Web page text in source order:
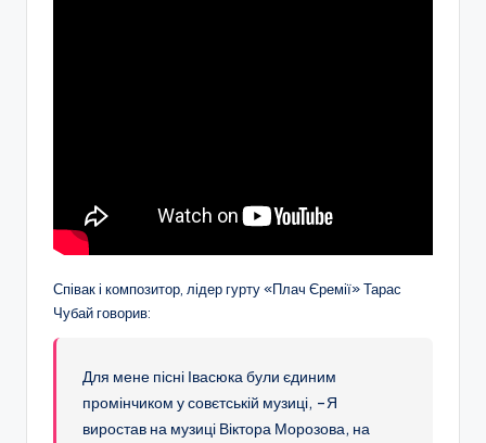
Співак і композитор, лідер гурту «Плач Єремії» Тарас
Чубай говорив:
Для мене пісні Івасюка були єдиним
промінчиком у совєтській музиці, –Я
виростав на музиці Віктора Морозова, на